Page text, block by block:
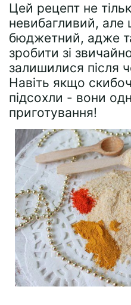
Цей рецепт не
невибагливий,
бюджетний, адже
зробити зі
залишилися після
Навіть якщо
підсохли - вони
приготування!